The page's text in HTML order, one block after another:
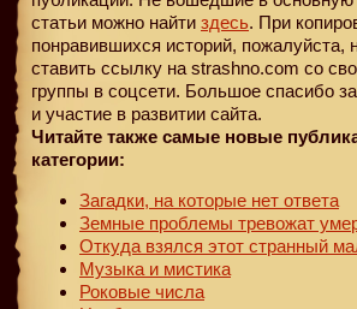
статьи можно найти здесь. При
понравившихся историй, пожалуйста,
ставить ссылку на strashno.com со
группы в соцсети. Большое спасибо
и участие в развитии сайта.
Читайте также самые новые
категории:
Загадки, на которые нет ответа
Земные проблемы тревожат
Откуда взялся этот странный
Музыка и мистика
Роковые числа